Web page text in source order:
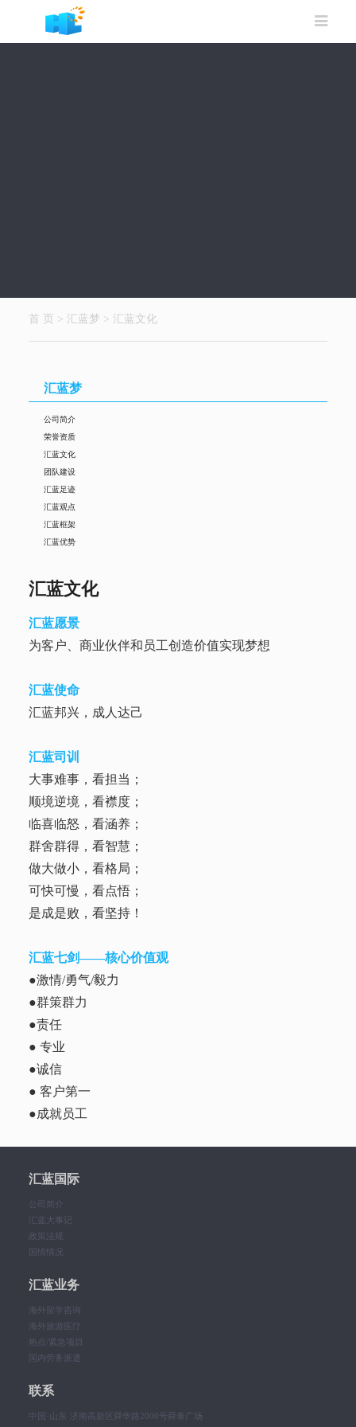
首 页 > 汇蓝梦 > 汇蓝文化
汇蓝梦
公司简介
荣誉资质
汇蓝文化
团队建设
汇蓝足迹
汇蓝观点
汇蓝框架
汇蓝优势
汇蓝文化
汇蓝愿景
为客户、商业伙伴和员工创造价值实现梦想
汇蓝使命
汇蓝邦兴，成人达己
汇蓝司训
大事难事，看担当；
顺境逆境，看襟度；
临喜临怒，看涵养；
群舍群得，看智慧；
做大做小，看格局；
可快可慢，看点悟；
是成是败，看坚持！
汇蓝七剑——核心价值观
●激情/勇气/毅力
●群策群力
●责任
● 专业
●诚信
● 客户第一
●成就员工
汇蓝国际
公司简介
汇蓝大事记
政策法规
国情情况
汇蓝业务
海外留学咨询
海外旅游医疗
热点/紧急项目
国内劳务派遣
联系
中国·山东·济南高新区舜华路2000号舜泰广场